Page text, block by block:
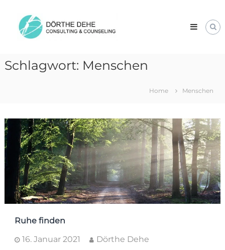
content
Dehe
Consulting
Schlagwort: Menschen
Home Menschen
Ruhe finden
16. Januar 2021
Dörthe Dehe